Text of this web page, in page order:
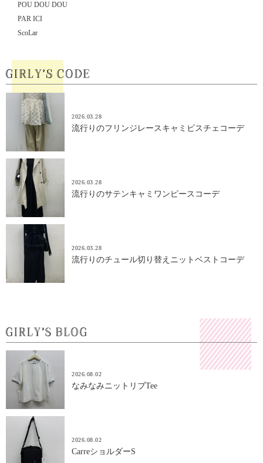
POU DOU DOU
PAR ICI
ScoLar
2026.03.28
流行りのフリンジレースキャミビスチェコーデ
2026.03.28
流行りのサテンキャミワンピースコーデ
2026.03.28
流行りのチュール切り替えニットベストコーデ
2026.08.02
なみなみニットリブTee
2026.08.02
CarreショルダーS